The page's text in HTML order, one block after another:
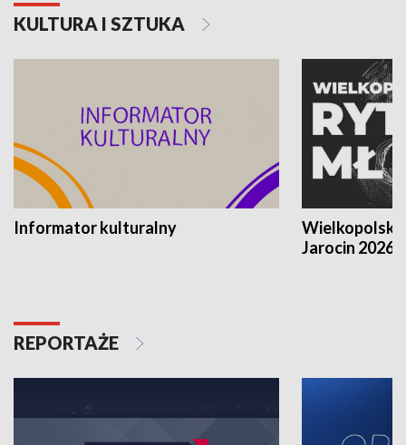
KULTURA I SZTUKA
Informator kulturalny
Jarocin 2026
REPORTAŻE